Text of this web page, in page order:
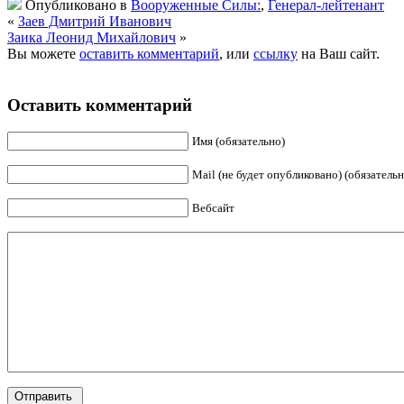
Опубликовано в Вооруженные Силы:, Генерал-лейтенант
« Заев Дмитрий Иванович
Заика Леонид Михайлович »
Вы можете оставить комментарий, или ссылку на Ваш сайт.
Оставить комментарий
Имя (обязательно)
Mail (не будет опубликовано)
Вебсайт